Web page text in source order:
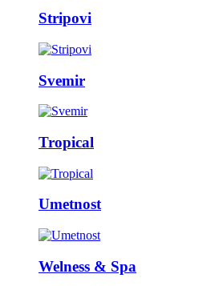
Stripovi
Svemir
Tropical
Umetnost
Welness & Spa